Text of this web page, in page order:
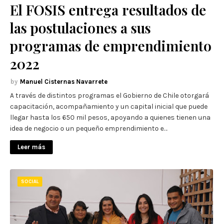
El FOSIS entrega resultados de
las postulaciones a sus
programas de emprendimiento
2022
Manuel Cisternas Navarrete
A través de distintos programas el Gobierno de Chile otorgará
capacitación, acompañamiento y un capital inicial que puede
llegar hasta los 650 mil pesos, apoyando a quienes tienen una
idea de negocio o un pequeño emprendimiento e…
Leer más
SOCIAL